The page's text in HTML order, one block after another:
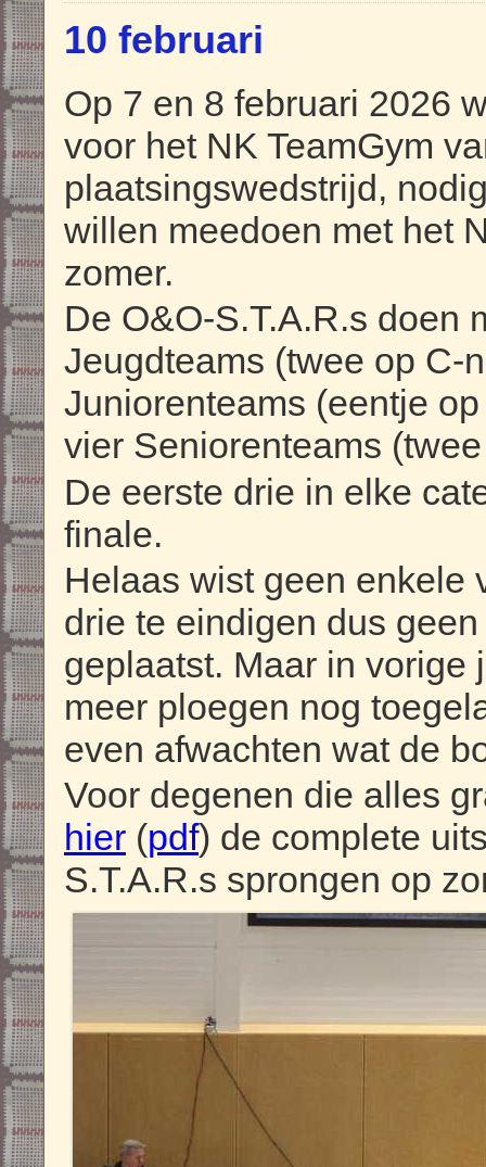
10 februari
Op 7 en 8 februari 2026
voor het NK TeamGym
plaatsingswedstrijd,
willen meedoen met het
zomer.
De O&O-S.T.A.R.s doen
Jeugdteams (twee op C-
Juniorenteams (eentje
vier Seniorenteams
De eerste drie in elke
finale.
Helaas wist geen enkele
drie te eindigen dus
geplaatst. Maar in vorige
meer ploegen nog
even afwachten wat de
Voor degenen die alles
hier (pdf) de complete
S.T.A.R.s sprongen op